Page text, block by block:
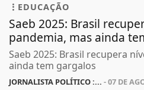
EDUCAÇÃO
Saeb 2025: Brasil
pandemia, mas ainda
Saeb 2025: Brasil recupera
ainda tem gargalos
JORNALISTA POLÍTICO :... - 07 DE